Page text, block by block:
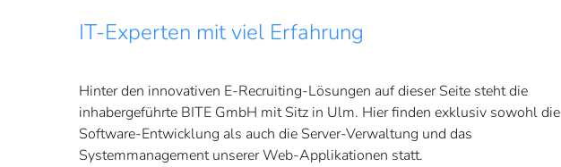
IT-Experten mit viel Erfahrung
Hinter den innovativen E-Recruiting-Lösungen auf dieser Seite steht die
inhabergeführte BITE GmbH mit Sitz in Ulm. Hier finden exklusiv sowohl die
Software-Entwicklung als auch die Server-Verwaltung und das
Systemmanagement unserer Web-Applikationen statt.